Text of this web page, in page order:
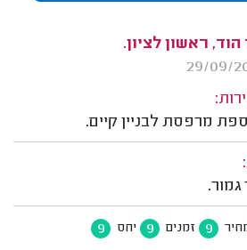
ראשון לציון.
מרפסת לבניין קיים.
9 זמנים 9 יחס 9